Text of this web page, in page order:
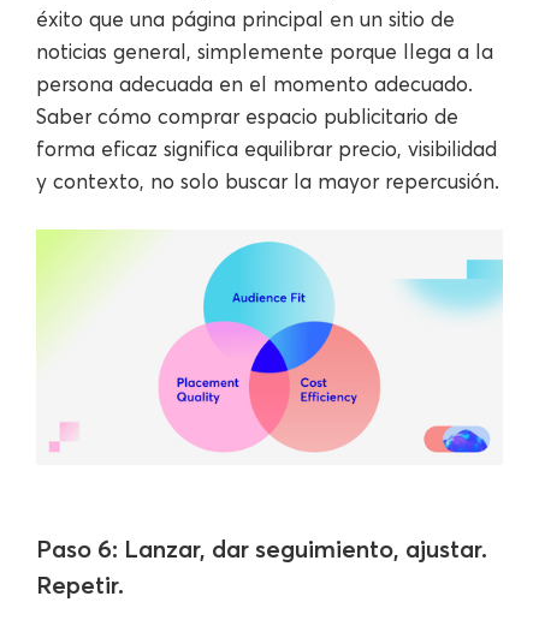
éxito que una página principal en un sitio de
noticias general, simplemente porque llega a la
persona adecuada en el momento adecuado.
Saber cómo comprar espacio publicitario de
forma eficaz significa equilibrar precio, visibilidad
y contexto, no solo buscar la mayor repercusión.
Paso 6: Lanzar, dar seguimiento, ajustar.
Repetir.